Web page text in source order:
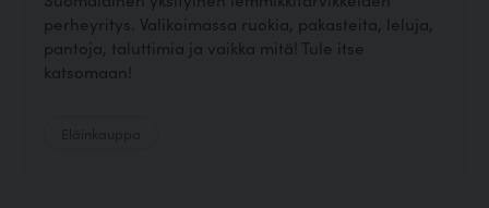
perheyritys. Valikoimassa ruokia, pakasteita, leluja,
pantoja, taluttimia ja vaikka mitä! Tule itse
katsomaan!